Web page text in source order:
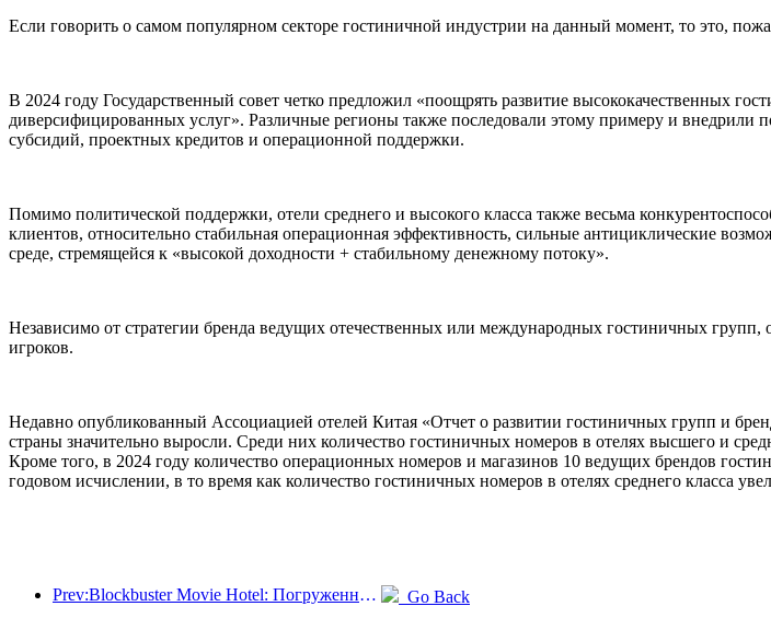
Если говорить о самом популярном секторе гостиничной индустрии на данный момент, то это,
В 2024 году Государственный совет четко предложил «поощрять развитие высококачественных
диверсифицированных услуг». Различные регионы также последовали этому примеру и внедрили
субсидий, проектных кредитов и операционной поддержки.
Помимо политической поддержки, отели среднего и высокого класса также весьма
клиентов, относительно стабильная операционная эффективность, сильные антициклические
среде, стремящейся к «высокой доходности + стабильному денежному потоку».
Независимо от стратегии бренда ведущих отечественных или международных гостиничных групп,
игроков.
Недавно опубликованный Ассоциацией отелей Китая «Отчет о развитии гостиничных групп и
страны значительно выросли. Среди них количество гостиничных номеров в отелях высшего и
Кроме того, в 2024 году количество операционных номеров и магазинов 10 ведущих брендов
годовом исчислении, в то время как количество гостиничных номеров в отелях среднего класса
Prev:Blockbuster Movie Hotel: Погруженный в путешествие света и тени, Blockbuster Movie Hotel определяет новый опыт путешествий Go Back